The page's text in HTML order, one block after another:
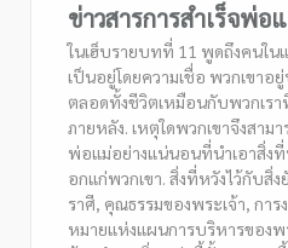
ข่าวสารการสำเร็จพ่อ
ในเฮ็บรายบทที่ 11 พูดถึงคนใ
เป็นอยู่โดยความเชื่อ พวกเขาอ
ตลอดทั้งชีวิตเหมือนกับพวกเรา
ภายหลัง. เหตุใดพวกเขาจึงสาม
พ่อแม่อย่างแน่นอนที่นำเอาสิ่งที่
อกแก่พวกเขา. สิ่งที่หวังไว้กับสิ่ง
ราศี, คุณธรรมของพระเจ้า, กา
หมายแห่งแผนการบริหารของ